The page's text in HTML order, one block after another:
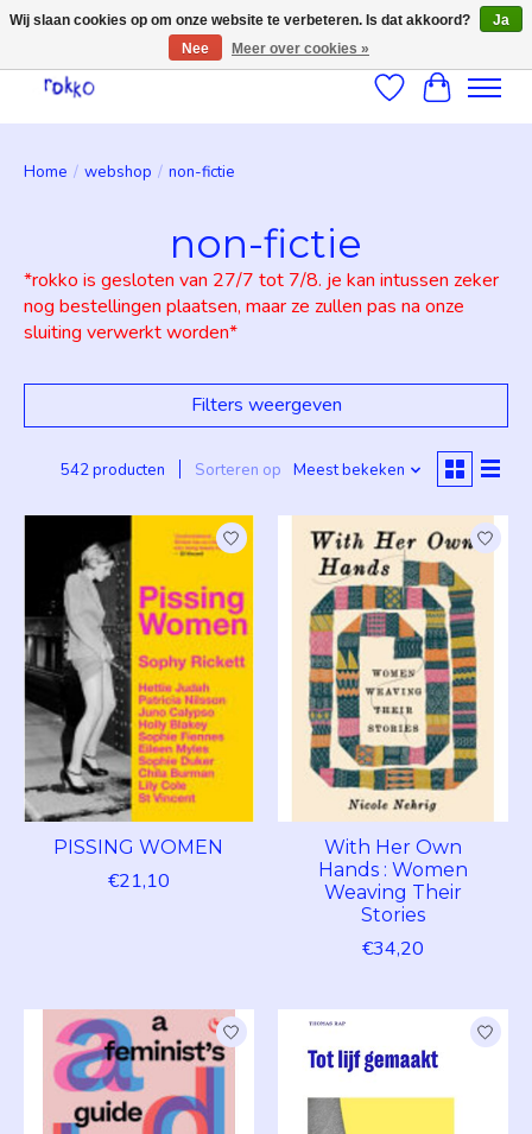
Verlanglijst
Home / webshop / non-fictie
non-fictie
*rokko is gesloten van 27/7 tot 7/8. je kan intussen zeker
nog bestellingen plaatsen, maar ze zullen pas na onze
sluiting verwerkt worden*
Filters weergeven
542 producten Sorteren op Meest bekeken
PISSING WOMEN
€21,10
With Her Own
Hands : Women
Weaving Their
Stories
€34,20
Wij slaan cookies op om onze website te verbeteren. Is dat akkoord?
Ja
Nee
Meer over cookies »